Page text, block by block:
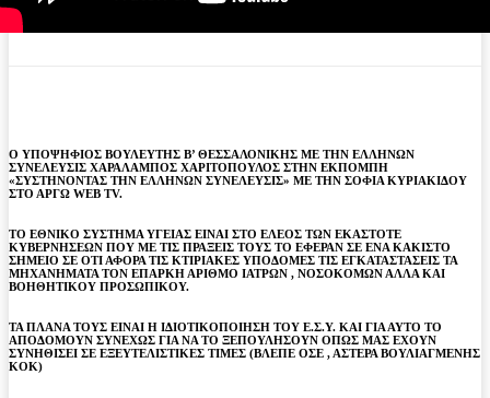
Ο ΥΠΟΨΗΦΙΟΣ ΒΟΥΛΕΥΤΗΣ Β’ ΘΕΣΣΑΛΟΝΙΚΗΣ ΜΕ ΤΗΝ ΕΛΛΗΝΩΝ
ΣΥΝΕΛΕΥΣΙΣ ΧΑΡΑΛΑΜΠΟΣ ΧΑΡΙΤΟΠΟΥΛΟΣ ΣΤΗΝ ΕΚΠΟΜΠΗ
«ΣΥΣΤΗΝΟΝΤΑΣ ΤΗΝ ΕΛΛΗΝΩΝ ΣΥΝΕΛΕΥΣΙΣ» ΜΕ ΤΗΝ ΣΟΦΙΑ ΚΥΡΙΑΚΙΔΟΥ
ΣΤΟ ΑΡΓΩ WEB TV.
ΤΟ ΕΘΝΙΚΟ ΣΥΣΤΗΜΑ ΥΓΕΙΑΣ ΕΙΝΑΙ ΣΤΟ ΕΛΕΟΣ ΤΩΝ ΕΚΑΣΤΟΤΕ
ΚΥΒΕΡΝΗΣΕΩΝ ΠΟΥ ΜΕ ΤΙΣ ΠΡΑΞΕΙΣ ΤΟΥΣ ΤΟ ΕΦΕΡΑΝ ΣΕ ΕΝΑ ΚΑΚΙΣΤΟ
ΣΗΜΕΙΟ ΣΕ ΟΤΙ ΑΦΟΡΑ ΤΙΣ ΚΤΙΡΙΑΚΕΣ ΥΠΟΔΟΜΕΣ ΤΙΣ ΕΓΚΑΤΑΣΤΑΣΕΙΣ ΤΑ
ΜΗΧΑΝΗΜΑΤΑ ΤΟΝ ΕΠΑΡΚΗ ΑΡΙΘΜΟ ΙΑΤΡΩΝ , ΝΟΣΟΚΟΜΩΝ ΑΛΛΑ ΚΑΙ
ΒΟΗΘΗΤΙΚΟΥ ΠΡΟΣΩΠΙΚΟΥ.
ΤΑ ΠΛΑΝΑ ΤΟΥΣ ΕΙΝΑΙ Η ΙΔΙΟΤΙΚΟΠΟΙΗΣΗ ΤΟΥ Ε.Σ.Υ. ΚΑΙ ΓΙΑ ΑΥΤΟ ΤΟ
ΑΠΟΔΟΜΟΥΝ ΣΥΝΕΧΩΣ ΓΙΑ ΝΑ ΤΟ ΞΕΠΟΥΛΗΣΟΥΝ ΟΠΩΣ ΜΑΣ ΕΧΟΥΝ
ΣΥΝΗΘΙΣΕΙ ΣΕ ΕΞΕΥΤΕΛΙΣΤΙΚΕΣ ΤΙΜΕΣ (ΒΛΕΠΕ ΟΣΕ , ΑΣΤΕΡΑ ΒΟΥΛΙΑΓΜΕΝΗΣ
ΚΟΚ)